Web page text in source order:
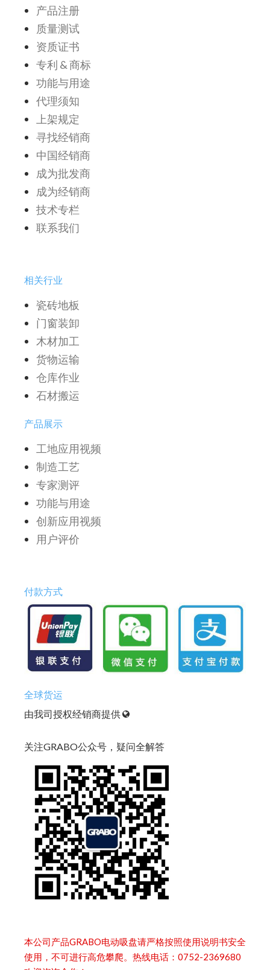
产品注册
质量测试
资质证书
专利 & 商标
功能与用途
代理须知
上架规定
寻找经销商
中国经销商
成为批发商
成为经销商
技术专栏
联系我们
相关行业
瓷砖地板
门窗装卸
木材加工
货物运输
仓库作业
石材搬运
产品展示
工地应用视频
制造工艺
专家测评
功能与用途
创新应用视频
用户评价
付款方式
全球货运
由我司授权经销商提供
关注GRABO公众号，疑问全解答
本公司产品GRABO电动吸盘请严格按照使用说明书安全
使用，不可进行高危攀爬。热线电话：0752-2369680